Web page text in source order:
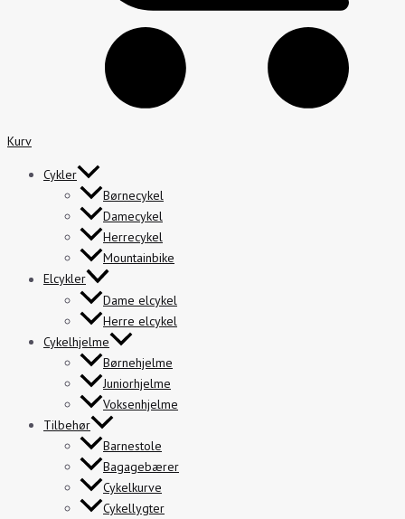
Kurv
Cykler
Børnecykel
Damecykel
Herrecykel
Mountainbike
Elcykler
Dame elcykel
Herre elcykel
Cykelhjelme
Børnehjelme
Juniorhjelme
Voksenhjelme
Tilbehør
Barnestole
Bagagebærer
Cykelkurve
Cykellygter